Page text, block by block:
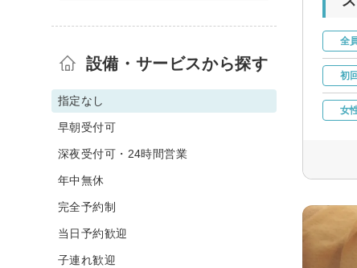
全
初回
女
設備・サービスから探す
指定なし
早朝受付可
深夜受付可・24時間営業
年中無休
完全予約制
当日予約歓迎
子連れ歓迎